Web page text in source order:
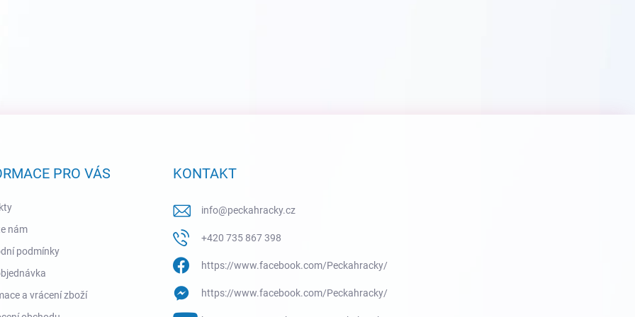
PRO VÁS
nám
podmínky
a vrácení zboží
KONTAKT
info@peckahracky.cz
+420 735 867 398
https://www.facebook.com/Peckahracky/
https://www.facebook.com/Peckahracky/